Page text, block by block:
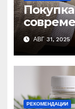
выбору
АВГ 31, 2025
РЕКОМЕНДАЦИИ